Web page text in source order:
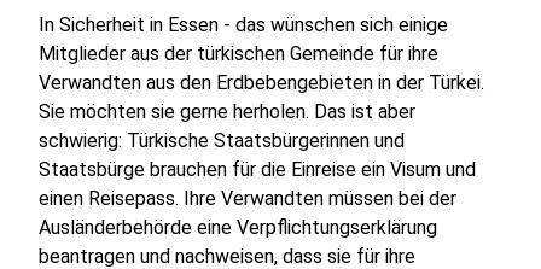
In Sicherheit in Essen - das wünschen sich einige
Mitglieder aus der türkischen Gemeinde für ihre
Verwandten aus den Erdbebengebieten in der Türkei.
Sie möchten sie gerne herholen. Das ist aber
schwierig: Türkische Staatsbürgerinnen und
Staatsbürge brauchen für die Einreise ein Visum und
einen Reisepass. Ihre Verwandten müssen bei der
Ausländerbehörde eine Verpflichtungserklärung
beantragen und nachweisen, dass sie für ihre